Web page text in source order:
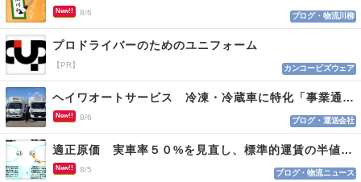
New!! 8/6 ブログ・物流川柳
プロドライバーのためのユニフォーム
【PR】 カンコービズウェア
ヘイワオートサービス 冷凍・冷蔵車に特化「事業通じ貢献目指す」
New!! 8/6 ブログ・運送会社
適正原価 実車率５０%を見直し、標準的運賃の半値の恐れも
New!! 8/5 ブログ・物流ニュース